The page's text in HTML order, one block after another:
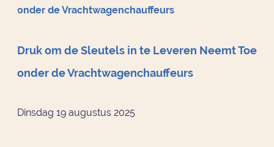
Druk om de Sleutels in te Leveren Neemt Toe
onder de Vrachtwagenchauffeurs
Dinsdag 19 augustus 2025